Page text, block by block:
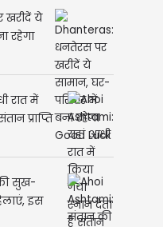
ये
रहेगा
में
प्राप्ति
सुख-